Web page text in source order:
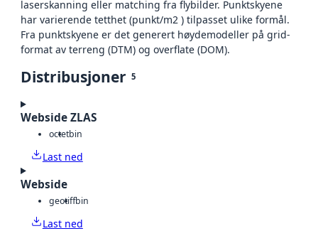
laserskanning eller matching fra flybilder. Punktskyene
har varierende tetthet (punkt/m2 ) tilpasset ulike formål.
Fra punktskyene er det generert høydemodeller på grid-
format av terreng (DTM) og overflate (DOM).
Distribusjoner 5
Webside ZLAS
octetbin
Last ned
Webside
geotiffbin
Last ned